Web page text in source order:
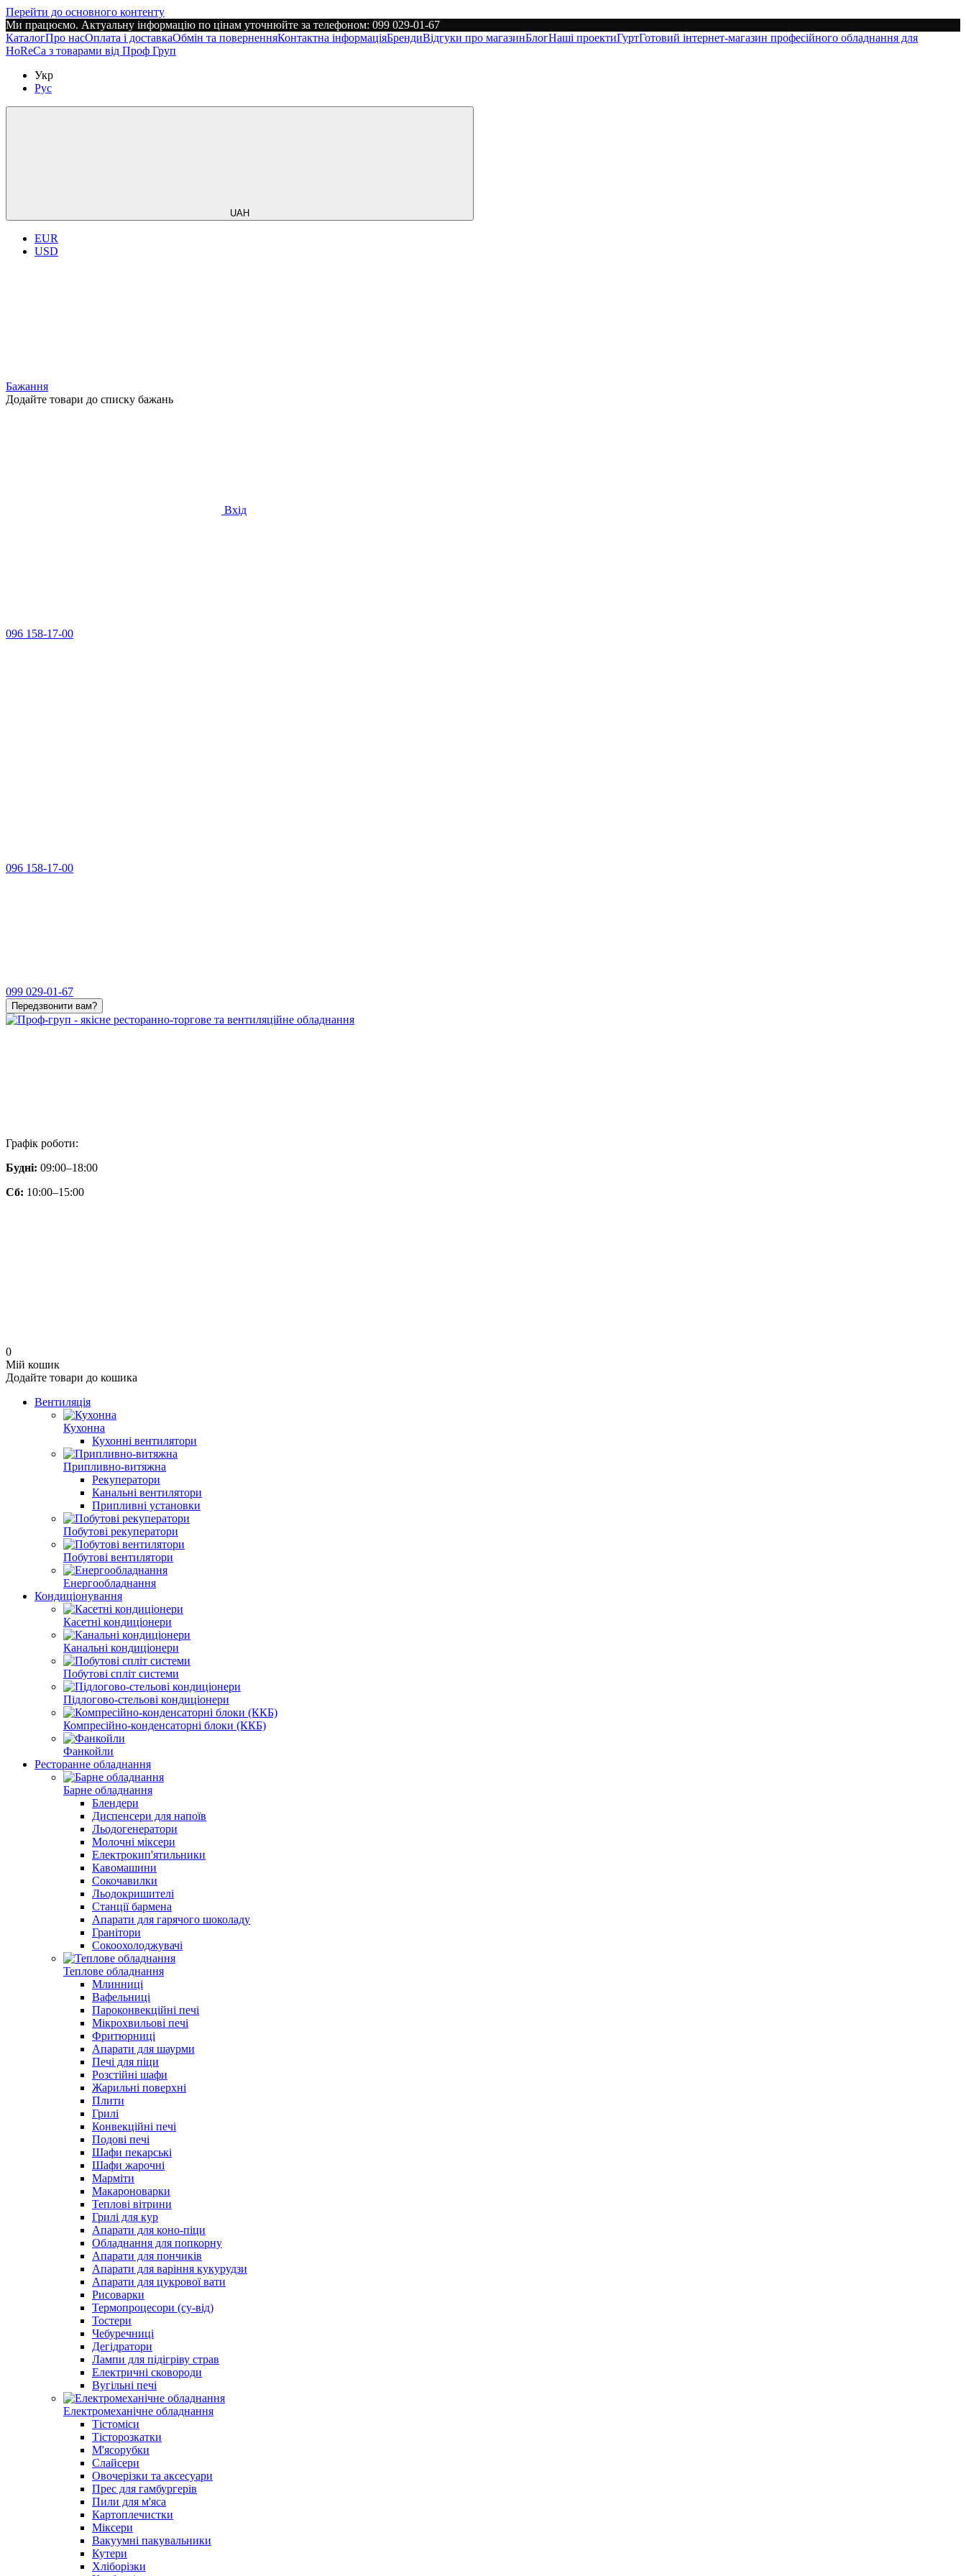
Перейти до основного контенту
Ми працюємо. Актуальну інформацію по цінам уточнюйте за телефоном: 099 029-01-67
КаталогПро насОплата і доставкаОбмін та поверненняКонтактна інформаціяБрендиВідгуки про магазинБлогНаші проектиГуртГотовий інтернет-магазин професійного обладнання для
HoReCa з товарами від Проф Груп
Укр
Рус
UAH
EUR
USD
Бажання
Додайте товари до списку бажань
Вхід
096 158-17-00
096 158-17-00
099 029-01-67
Передзвонити вам?
Графік роботи:
Будні: 09:00–18:00
Сб: 10:00–15:00
0
Мій кошик
Додайте товари до кошика
Вентиляція
Кухонна
Кухонні вентилятори
Припливно-витяжна
Рекуператори
Канальні вентилятори
Припливні установки
Побутові рекуператори
Побутові вентилятори
Енергообладнання
Кондиціонування
Касетні кондиціонери
Канальні кондиціонери
Побутові спліт системи
Підлогово-стельові кондиціонери
Компресійно-конденсаторні блоки (ККБ)
Фанкойли
Ресторанне обладнання
Барне обладнання
Блендери
Диспенсери для напоїв
Льодогенератори
Молочні міксери
Електрокип'ятильники
Кавомашини
Сокочавилки
Льодокришителі
Станції бармена
Апарати для гарячого шоколаду
Гранітори
Сокоохолоджувачі
Теплове обладнання
Млинниці
Вафельниці
Пароконвекційні печі
Мікрохвильові печі
Фритюрниці
Апарати для шаурми
Печі для піци
Розстійні шафи
Жарильні поверхні
Плити
Грилі
Конвекційні печі
Подові печі
Шафи пекарські
Шафи жарочні
Марміти
Макароноварки
Теплові вітрини
Грилі для кур
Апарати для коно-піци
Обладнання для попкорну
Апарати для пончиків
Апарати для варіння кукурудзи
Апарати для цукрової вати
Рисоварки
Термопроцесори (су-від)
Тостери
Чебуречниці
Дегідратори
Лампи для підігріву страв
Електричні сковороди
Вугільні печі
Електромеханічне обладнання
Тістоміси
Тісторозкатки
М'ясорубки
Слайсери
Овочерізки та аксесуари
Прес для гамбургерів
Пили для м'яса
Картоплечистки
Міксери
Вакуумні пакувальники
Кутери
Хліборізки